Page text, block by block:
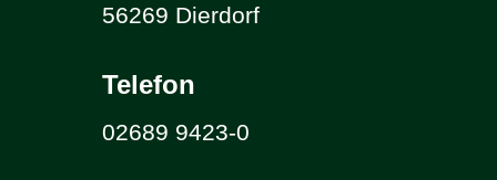
56269 Dierdorf
Telefon
02689 9423-0